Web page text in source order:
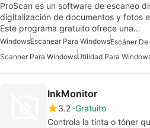
ProScan es un software de escaneo
digitalización de documentos y fotos
Este programa gratuito ofrece una…
WindowsEscanear Para Windows
Scanner Para WindowsUtilidad Para
InkMonitor
3.2 Gratuito
Controla la tinta o tóner